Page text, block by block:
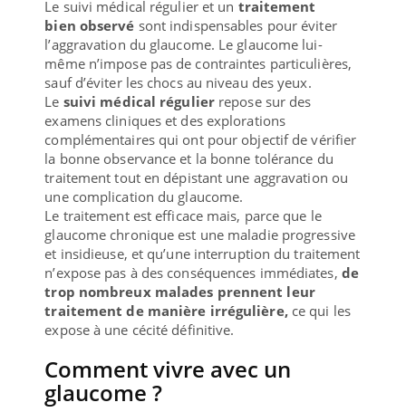
Le suivi médical régulier et un traitement
bien observé sont indispensables pour éviter
l’aggravation du glaucome. Le glaucome lui-
même n’impose pas de contraintes particulières,
sauf d’éviter les chocs au niveau des yeux.
Le suivi médical régulierrepose sur des
examens cliniques et des explorations
complémentaires qui ont pour objectif de vérifier
la bonne observance et la bonne tolérance du
traitement tout en dépistant une aggravation ou
une complication du glaucome.
Le traitement est efficace mais, parce que le
glaucome chronique est une maladie progressive
et insidieuse, et qu’une interruption du traitement
n’expose pas à des conséquences immédiates, de
trop nombreux malades prennent leur
traitement de manière irrégulière,ce qui les
expose à une cécité définitive.
Comment vivre avec un
glaucome ?